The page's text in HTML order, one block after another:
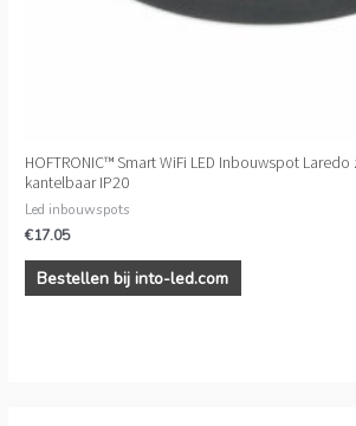
HOFTRONIC™ Smart WiFi LED Inbouwspot Laredo
kantelbaar IP20
Led inbouwspots
€17.05
Bestellen bij into-led.com